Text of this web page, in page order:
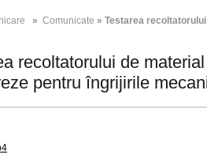
» Comunicate » Testarea
recoltatorului de
pentru îngrijirile